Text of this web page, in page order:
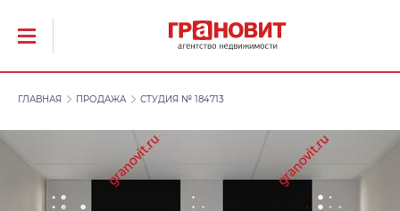
ГЛАВНАЯ ПРОДАЖА СТУДИЯ № 184713